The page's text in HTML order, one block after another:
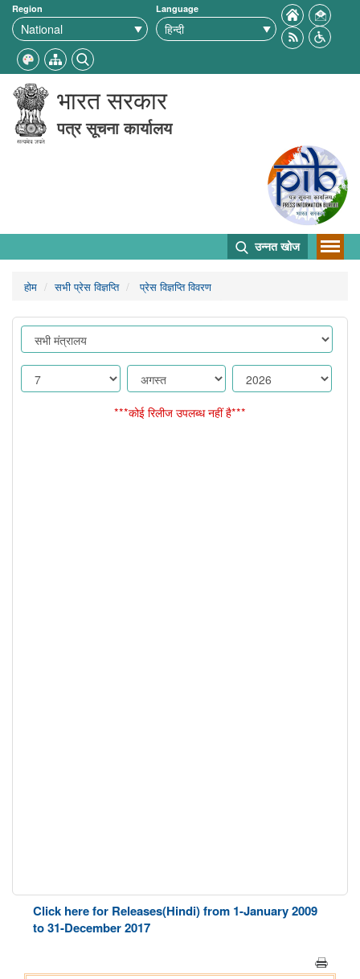
Region Language
भारत सरकार
पत्र सूचना कार्यालय
उन्नत खोज
होम सभी प्रेस विज्ञप्ति प्रेस विज्ञप्ति विवरण
***कोई रिलीज उपलब्ध नहीं है***
Click here for Releases(Hindi) from 1-January 2009
to 31-December 2017